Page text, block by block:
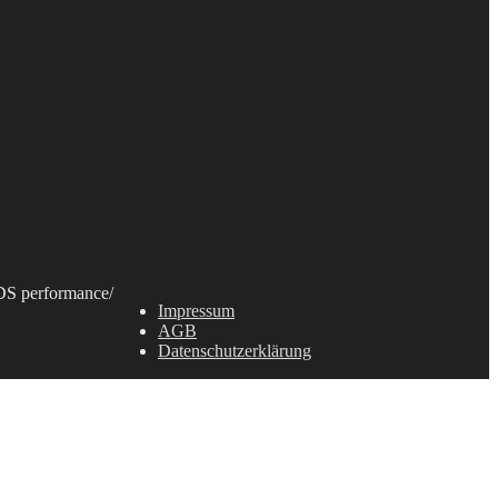
performance/
Impressum
AGB
Datenschutzerklärung